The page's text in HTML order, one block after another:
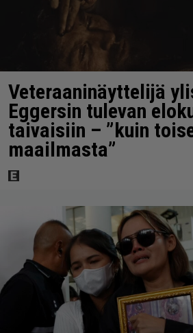
Veteraaninäyttelijä
Eggersin tulevan
taivaisiin – ”kuin
maailmasta”